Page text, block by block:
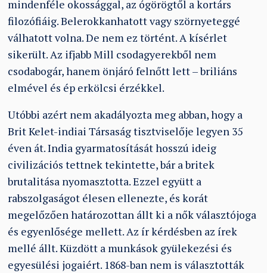
mindenféle okossággal, az ógörögtől a kortárs
filozófiáig. Belerokkanhatott vagy szörnyeteggé
válhatott volna. De nem ez történt. A kísérlet
sikerült. Az ifjabb Mill csodagyerekből nem
csodabogár, hanem önjáró felnőtt lett – briliáns
elmével és ép erkölcsi érzékkel.
Utóbbi azért nem akadályozta meg abban, hogy a
Brit Kelet-indiai Társaság tisztviselője legyen 35
éven át. India gyarmatosítását hosszú ideig
civilizációs tettnek tekintette, bár a britek
brutalitása nyomasztotta. Ezzel együtt a
rabszolgaságot élesen ellenezte, és korát
megelőzően határozottan állt ki a nők választójoga
és egyenlősége mellett. Az ír kérdésben az írek
mellé állt. Küzdött a munkások gyülekezési és
egyesülési jogaiért. 1868-ban nem is választották